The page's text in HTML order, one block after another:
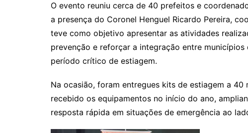
O evento reuniu cerca de 40 prefeitos e
a presença do Coronel Henguel Ricardo Pereira,
teve como objetivo apresentar as atividades
prevenção e reforçar a integração entre
período crítico de estiagem.
Na ocasião, foram entregues kits de estiagem a
recebido os equipamentos no início do ano,
resposta rápida em situações de emergência ao